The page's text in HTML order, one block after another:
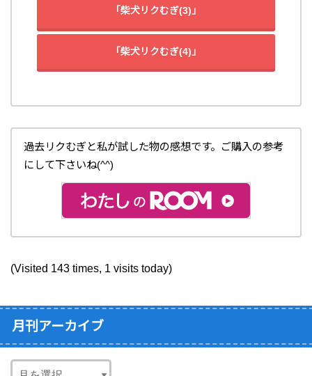
「柴犬リクむぎ(3)」
「柴犬リクむぎ(4)」
過去リクむぎと私が試した物の感想です。
ご購入の参考
にして下さいね(^^)
(Visited 143 times, 1 visits today)
月刊アーカイブ